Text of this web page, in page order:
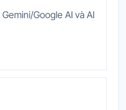
Google AI và AI